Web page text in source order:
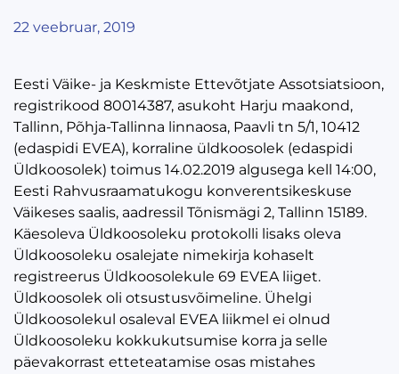
22 veebruar, 2019
Eesti Väike- ja Keskmiste Ettevõtjate Assotsiatsioon,
registrikood 80014387, asukoht Harju maakond,
Tallinn, Põhja-Tallinna linnaosa, Paavli tn 5/1, 10412
(edaspidi EVEA), korraline üldkoosolek (edaspidi
Üldkoosolek) toimus 14.02.2019 algusega kell 14:00,
Eesti Rahvusraamatukogu konverentsikeskuse
Väikeses saalis, aadressil Tõnismägi 2, Tallinn 15189.
Käesoleva Üldkoosoleku protokolli lisaks oleva
Üldkoosoleku osalejate nimekirja kohaselt
registreerus Üldkoosolekule 69 EVEA liiget.
Üldkoosolek oli otsustusvõimeline. Ühelgi
Üldkoosolekul osaleval EVEA liikmel ei olnud
Üldkoosoleku kokkukutsumise korra ja selle
päevakorrast etteteatamise osas mistahes